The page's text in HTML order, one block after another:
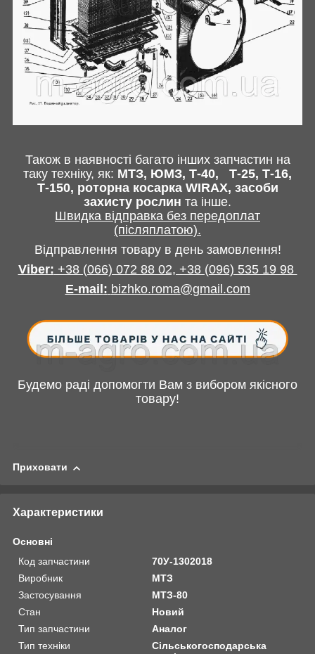
Також в наявності багато інших запчастин на
таку техніку, як: МТЗ, ЮМЗ, Т-40,
Т-25, Т-16,
Т-150, роторна косарка WIRAX, засоби
захисту рослин та інше.
Швидка відправка без передоплат
(післяплатою).
Відправлення товару в день замовлення!
Viber: +38 (066) 072 88 02, +38 (096) 535 19 98
E-mail : bizhko.roma@gmail.com
Будемо раді допомогти Вам з вибором якісного
товару!
Приховати
Характеристики
Основні
Код запчастини
70У-1302018
Виробник
МТЗ
Застосування
МТЗ-80
Стан
Новий
Тип запчастини
Аналог
Тип техніки
Сільськогосподарська